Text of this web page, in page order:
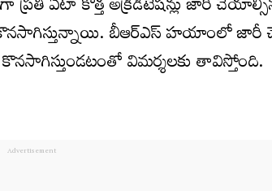
ప్రతి ఏటా కొత్త అక్రిడిటేషన్లు జారీ
కొనసాగిస్తున్నాయి. బీఆర్ఎస్ హయాంలో
కొనసాగిస్తుండటంతో విమర్శలకు తావిస్తోంది.